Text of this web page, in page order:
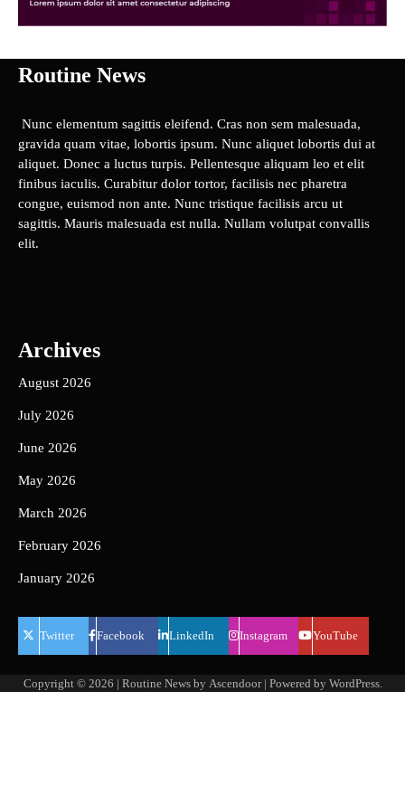
Routine News
Nunc elementum sagittis eleifend. Cras non sem malesuada,
gravida quam vitae, lobortis ipsum. Nunc aliquet lobortis dui at
aliquet. Donec a luctus turpis. Pellentesque aliquam leo et elit
finibus iaculis. Curabitur dolor tortor, facilisis nec pharetra
congue, euismod non ante. Nunc tristique facilisis arcu ut
sagittis. Mauris malesuada est nulla. Nullam volutpat convallis
elit.
Archives
August 2026
July 2026
June 2026
May 2026
March 2026
February 2026
January 2026
Twitter Facebook LinkedIn Instagram YouTube
Copyright © 2026 | Routine News by Ascendoor| Powered by WordPress.